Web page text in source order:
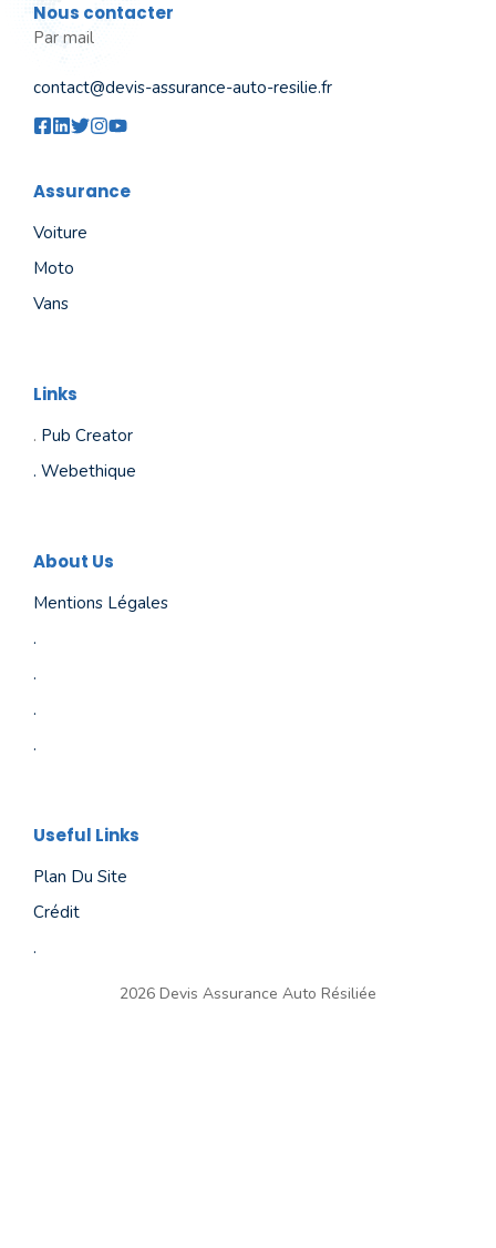
Nous contacter
Par mail
contact@devis-assurance-auto-resilie.fr
Assurance
Voiture
Moto
Vans
Links
. Pub Creator
. Webethique
About Us
Mentions Légales
.
.
.
.
Useful Links
Plan Du Site
Crédit
.
2026 Devis Assurance Auto Résiliée